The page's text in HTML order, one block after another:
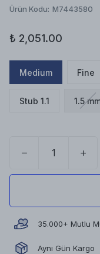
Ürün Kodu: M7443580
₺ 2,051.00
Medium Fine
Stub 1.1 1.5
35.000+ Mutlu
Aynı Gün Kargo